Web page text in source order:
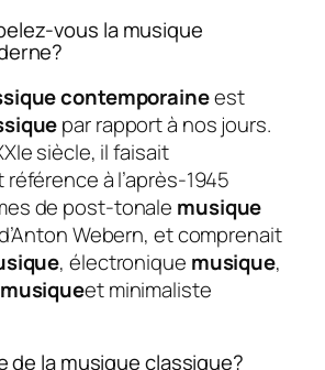
vous la musique
contemporaineest
par rapport à nos jours.
siècle, il faisait
à l’après-1945
de post-tonale musique
Webern, et comprenait
, électronique musique,
musiqueet minimaliste
de la musique classique?